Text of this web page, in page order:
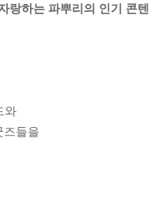
랑하는 파뿌리의 인기 콘
와
즈들을